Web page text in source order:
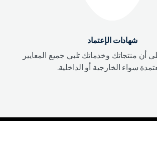
شهادات الإعتماد
أن منتجاتك وخدماتك تلبي جميع المعايير
سواء الخارجية أو الداخلية.